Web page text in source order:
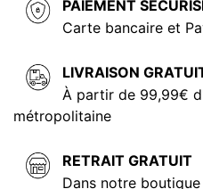
PAIEMENT
Carte bancaire et
LIVRAISON
À partir de 99,99€
métropolitaine
RETRAIT GRATUIT
Dans notre boutique